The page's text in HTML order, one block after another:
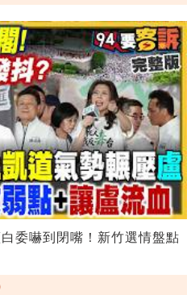
委嚇到閉嘴！新竹選情盤點